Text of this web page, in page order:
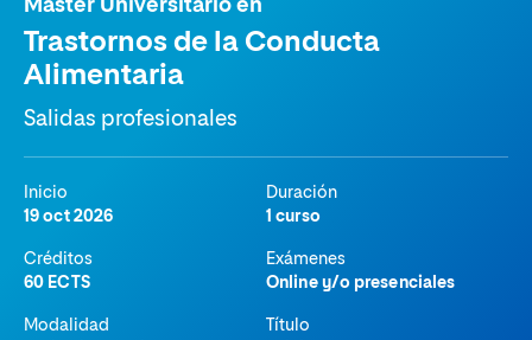
Máster Universitario en
Trastornos de la Conducta
Alimentaria
Salidas profesionales
Inicio
19 oct 2026
Duración
1 curso
Créditos
60 ECTS
Exámenes
Online y/o presenciales
Modalidad
Título